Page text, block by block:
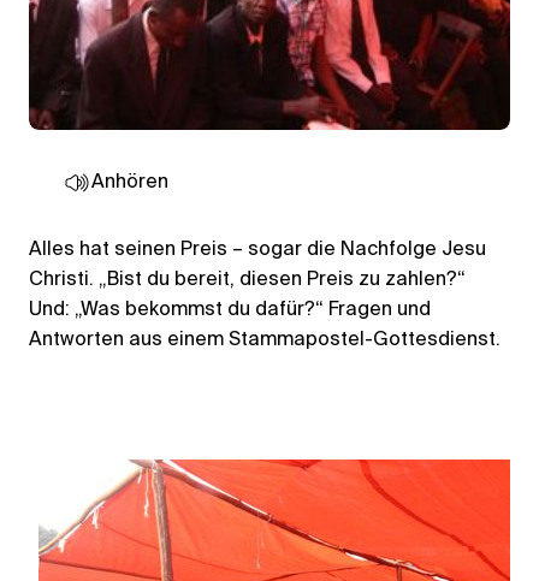
Anhören
Alles hat seinen Preis – sogar die Nachfolge Jesu
Christi. „Bist du bereit, diesen Preis zu zahlen?“
Und: „Was bekommst du dafür?“ Fragen und
Antworten aus einem Stammapostel-Gottesdienst.